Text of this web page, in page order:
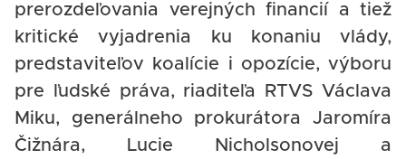
prerozdeľovania verejných financií a tiež
kritické vyjadrenia ku konaniu vlády,
predstaviteľov koalície i opozície, výboru
pre ľudské práva, riaditeľa RTVS Václava
Miku, generálneho prokurátora Jaromíra
Čižnára, Lucie Nicholsonovej a